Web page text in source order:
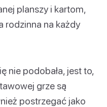
planszy i kartom,
rodzinna na każdy
nie podobała, jest to,
grze są
postrzegać jako